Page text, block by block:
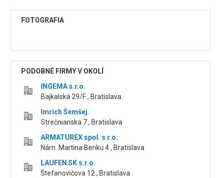
FOTOGRAFIA
PODOBNÉ FIRMY V OKOLÍ
INGEMA s.r.o.
Bajkalská 29/F , Bratislava
Imrich Šemšej
Strečnianska 7 , Bratislava
ARMATUREX spol. s r.o.
Nám. Martina Benku 4 , Bratislava
LAUFEN SK s.r.o.
Štefanovičova 12 , Bratislava